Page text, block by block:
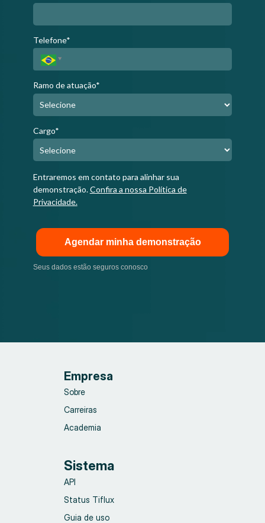
Telefone*
Ramo de atuação*
Cargo*
Entraremos em contato para alinhar sua
demonstração.Confira a nossa Política de
Privacidade.
Agendar minha demonstração
Seus dados estão seguros conosco
Empresa
Sobre
Carreiras
Academia
Sistema
API
Status Tiflux
Guia de uso